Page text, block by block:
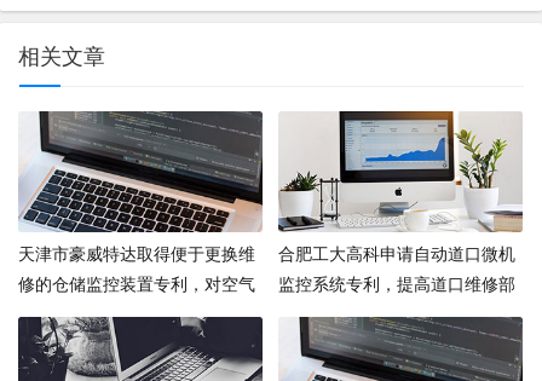
相关文章
天津市豪威特达取得便于更换维
修的仓储监控装置专利，对空气
中的灰尘进行过滤
合肥工大高科申请自动道口微机
监控系统专利，提高道口维修部
门维护水平和维护效率